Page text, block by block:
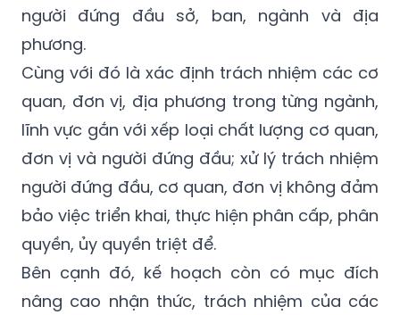
người đứng đầu sở, ban, ngành và địa
phương.
Cùng với đó là xác định trách nhiệm các cơ
quan, đơn vị, địa phương trong từng ngành,
lĩnh vực gắn với xếp loại chất lượng cơ quan,
đơn vị và người đứng đầu; xử lý trách nhiệm
người đứng đầu, cơ quan, đơn vị không đảm
bảo việc triển khai, thực hiện phân cấp, phân
quyền, ủy quyền triệt để.
Bên cạnh đó, kế hoạch còn có mục đích
nâng cao nhận thức, trách nhiệm của các